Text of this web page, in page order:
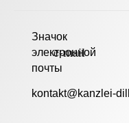
e-mail
kontakt@kanzlei-